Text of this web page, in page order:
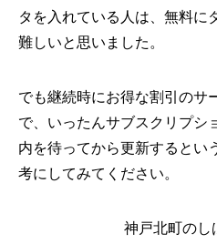
タを入れている人は、無料に
難しいと思いました。
でも継続時にお得な割引のサ
で、いったんサブスクリプシ
内を待ってから更新するとい
考にしてみてください。
神戸北町の